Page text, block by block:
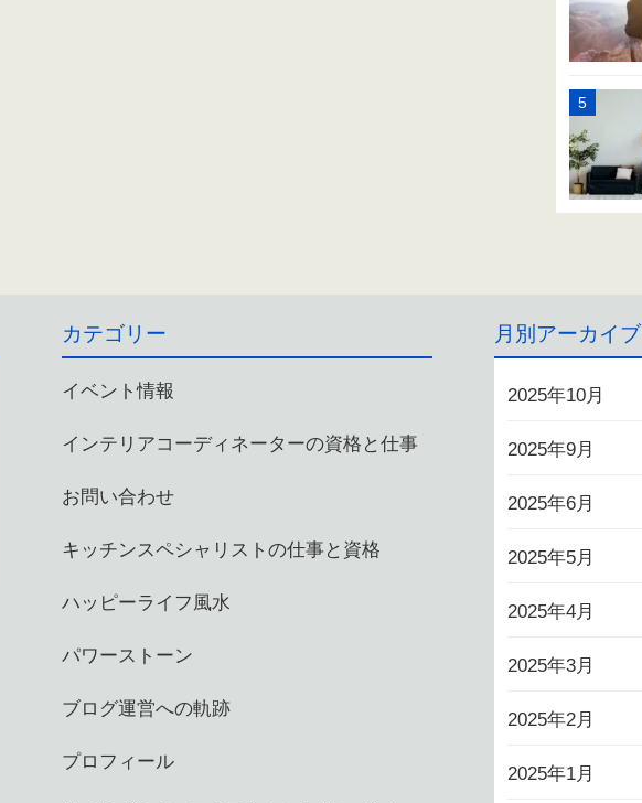
カテゴリー
イベント情報
インテリアコーディネーターの資格と仕事
お問い合わせ
キッチンスペシャリストの仕事と資格
ハッピーライフ風水
パワーストーン
ブログ運営への軌跡
プロフィール
月別アーカイブ
2025年10月
2025年9月
2025年6月
2025年5月
2025年4月
2025年3月
2025年2月
2025年1月